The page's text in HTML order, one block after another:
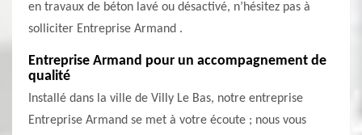
en travaux de béton lavé ou désactivé, n’hésitez pas à
solliciter Entreprise Armand .
Entreprise Armand pour un accompagnement de
qualité
Installé dans la ville de Villy Le Bas, notre entreprise
Entreprise Armand se met à votre écoute ; nous vous